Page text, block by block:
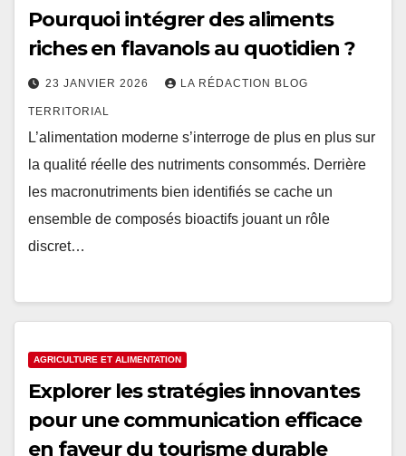
Pourquoi intégrer des aliments
riches en flavanols au quotidien ?
23 JANVIER 2026 LA RÉDACTION BLOG
TERRITORIAL
L’alimentation moderne s’interroge de plus en plus sur
la qualité réelle des nutriments consommés. Derrière
les macronutriments bien identifiés se cache un
ensemble de composés bioactifs jouant un rôle
discret…
AGRICULTURE ET ALIMENTATION
Explorer les stratégies innovantes
pour une communication efficace
en faveur du tourisme durable